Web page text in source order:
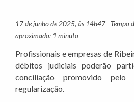
17 de junho de 2025, às 14h47 - Tempo
aproximado: 1 minuto
Profissionais e empresas de
débitos judiciais poderão
conciliação promovido pelo
regularização.